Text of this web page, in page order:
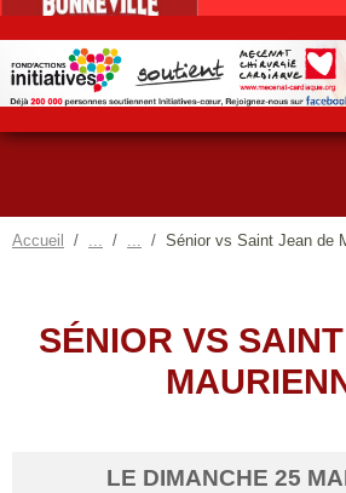
Accueil Sénior vs Saint Jean de
SÉNIOR VS
LE DIMANCHE 25